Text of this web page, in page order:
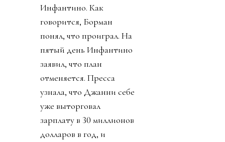
Инфантино. Как
говорится, Борман
понял, что проиграл. На
пятый день Инфантино
заявил, что план
отменяется. Пресса
узнала, что Джанни себе
уже выторговал
зарплату в 30 миллионов
долларов в год, и